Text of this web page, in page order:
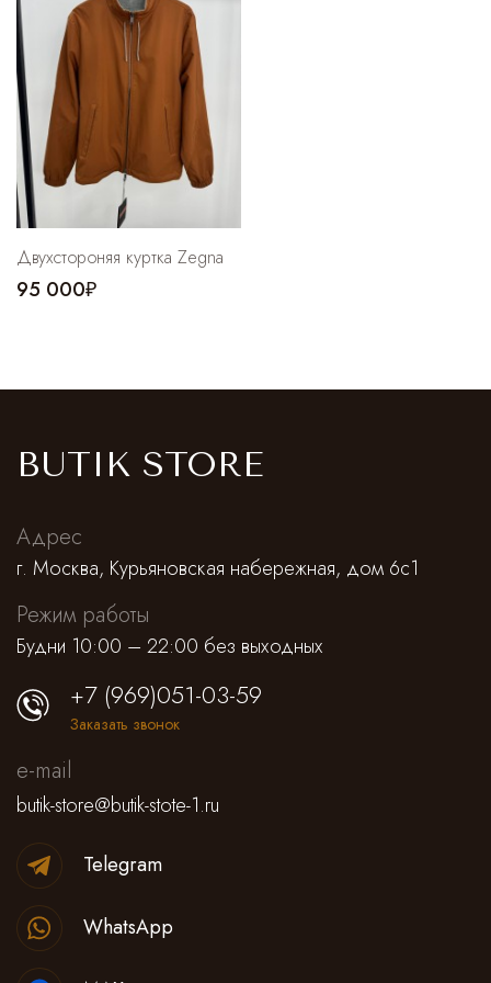
Двухстороняя куртка Zegna
95 000₽
BUTIK STORE
Адрес
г. Москва, Курьяновская набережная, дом 6с1
Режим работы
Будни 10:00 – 22:00 без выходных
+7 (969)051-03-59
Заказать звонок
e-mail
butik-store@butik-stote-1.ru
Telegram
WhatsApp
Cпортивные брюки
Комбинезоны